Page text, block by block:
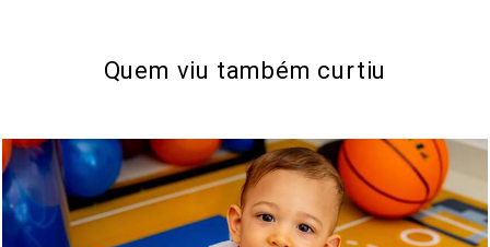
Quem viu também curtiu